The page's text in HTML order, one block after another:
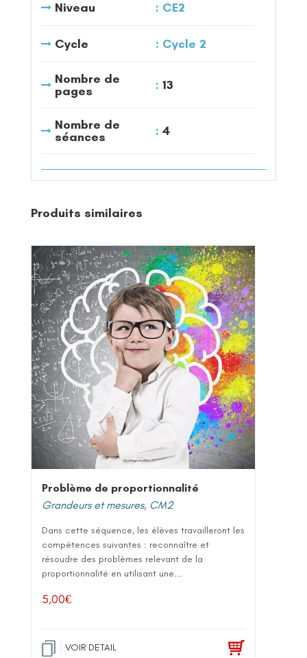
Niveau CE2
Cycle Cycle 2
Nombre de
pages
13
Nombre de
séances
4
Produits similaires
Problème de proportionnalité
Grandeurs et mesures, CM2
Dans cette séquence, les élèves travailleront les
compétences suivantes : reconnaître et
résoudre des problèmes relevant de la
proportionnalité en utilisant une...
5,00€
VOIR DETAIL